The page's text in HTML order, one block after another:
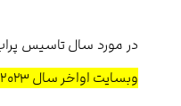
در مورد سال تاسیس
وبسایت اواخر سال ۲۰۲۳ می‌باشد.